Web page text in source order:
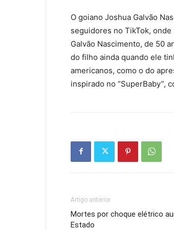
O goiano Joshua Galvão
seguidores no TikTok,
Galvão Nascimento, de 50
do filho ainda quando ele
americanos, como o do
inspirado no “SuperBaby”,
Artigo anterior
Mortes por choque elétrico
Estado